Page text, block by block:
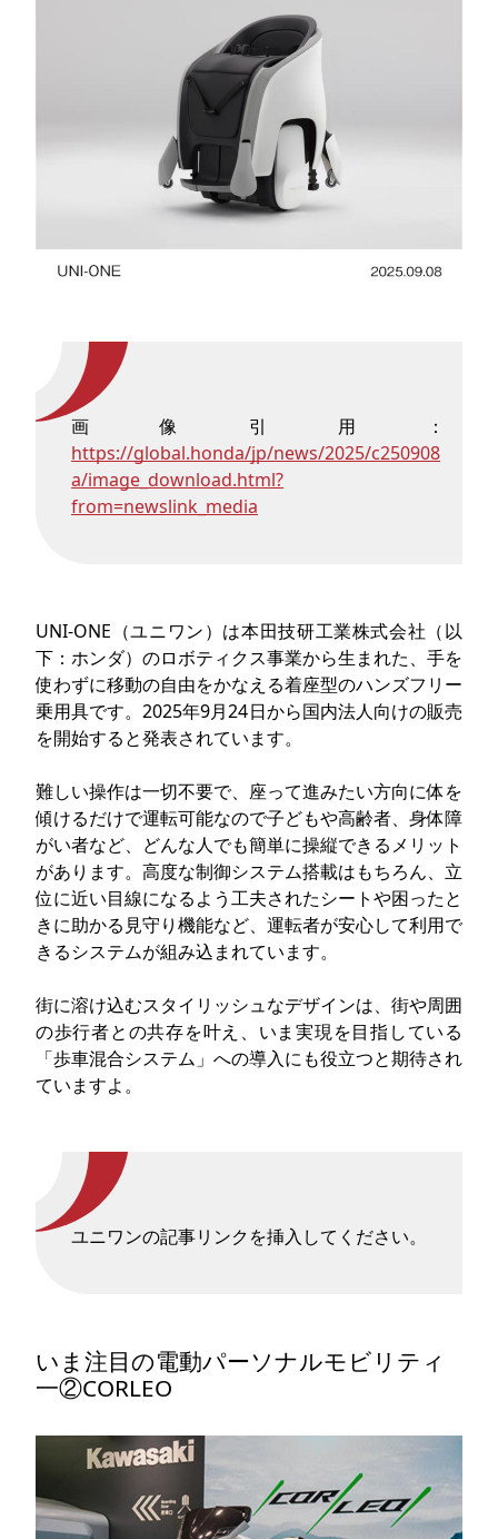
画像引用：
https://global.honda/jp/news/2025/c250908
a/image_download.html?
from=newslink_media
UNI-ONE（ユニワン）は本田技研工業株式会社（以
下：ホンダ）のロボティクス事業から生まれた、手を
使わずに移動の自由をかなえる着座型のハンズフリー
乗用具です。2025年9月24日から国内法人向けの販売
を開始すると発表されています。
難しい操作は一切不要で、座って進みたい方向に体を
傾けるだけで運転可能なので子どもや高齢者、身体障
がい者など、どんな人でも簡単に操縦できるメリット
があります。高度な制御システム搭載はもちろん、立
位に近い目線になるよう工夫されたシートや困ったと
きに助かる見守り機能など、運転者が安心して利用で
きるシステムが組み込まれています。
街に溶け込むスタイリッシュなデザインは、街や周囲
の歩行者との共存を叶え、いま実現を目指している
「歩車混合システム」への導入にも役立つと期待され
ていますよ。
ユニワンの記事リンクを挿入してください。
いま注目の電動パーソナルモビリティ
一②CORLEO